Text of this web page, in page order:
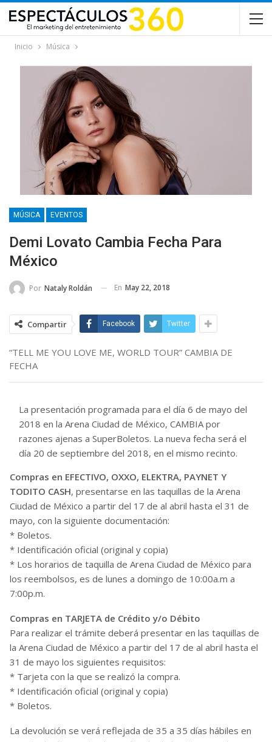
Inicio Música
MÚSICA EVENTOS
Demi Lovato Cambia Fecha Para
México
Por Nataly Roldán En May 22, 2018
Compartir Facebook Twitter
“TELL ME YOU LOVE ME, WORLD TOUR” CAMBIA DE
FECHA
La presentación programada para el día 6 de mayo del
2018 en la Arena Ciudad de México, CAMBIA por
razones ajenas a SuperBoletos. La nueva fecha será el
día 20 de septiembre del 2018, en el mismo recinto.
Compras en EFECTIVO, OXXO, ELEKTRA, PAYNET Y
TODITO CASH, presentarse en las taquillas de la Arena
Ciudad de México a partir del 17 de al abril hasta el 31 de
mayo, con la siguiente documentación:
* Boletos.
* Identificación oficial (original y copia)
* Los horarios de taquilla de Arena Ciudad de México para
los reembolsos, es de lunes a domingo de 10:00a.m a
7:00p.m.
Compras en TARJETA de Crédito y/o Débito
Para realizar el trámite deberá presentar en las taquillas de
la Arena Ciudad de México a partir del 17 de al abril hasta el
31 de mayo los siguientes requisitos:
* Tarjeta con la que se realizó la compra.
* Identificación oficial (original y copia)
* Boletos.
La devolución se verá reflejada de 35 a 35 días hábiles en